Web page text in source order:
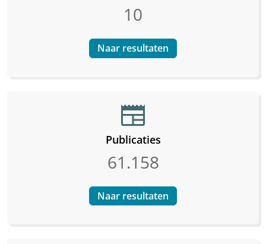
10
Naar resultaten
newspaper
Publicaties
61.158
Naar resultaten